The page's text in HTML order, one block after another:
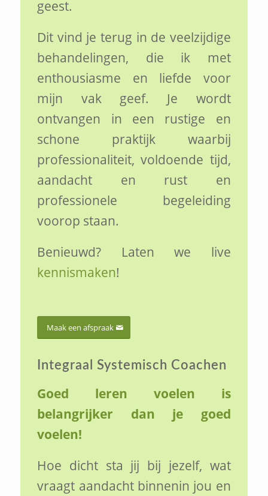
geest.
Dit vind je terug in de veelzijdige
behandelingen, die ik met
enthousiasme en liefde voor
mijn vak geef. Je wordt
ontvangen in een rustige en
schone praktijk waarbij
professionaliteit, voldoende tijd,
aandacht en rust en
professionele begeleiding
voorop staan.
Benieuwd? Laten we live
kennismaken!
Maak een afspraak
Integraal Systemisch Coachen
Goed leren voelen is
belangrijker dan je goed
voelen!
Hoe dicht sta jij bij jezelf, wat
vraagt aandacht binnenin jou en